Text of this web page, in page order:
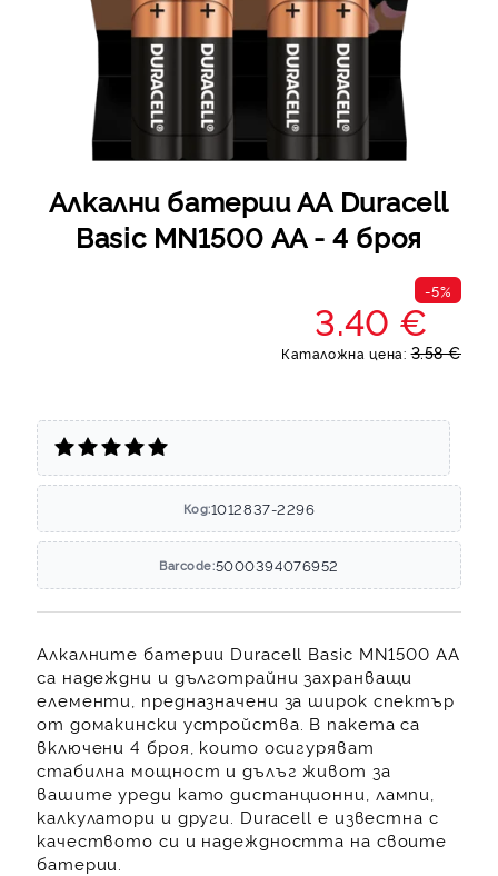
Алкални батерии АА Duracell
Basic MN1500 AA - 4 броя
-5%
3.40 €
Каталожна цена: 3.58 €
Код:1012837-2296
Barcode:5000394076952
Алкалните батерии Duracell Basic MN1500 AA
са надеждни и дълготрайни захранващи
елементи, предназначени за широк спектър
от домакински устройства. В пакета са
включени 4 броя, които осигуряват
стабилна мощност и дълъг живот за
вашите уреди като дистанционни, лампи,
калкулатори и други. Duracell е известна с
качеството си и надеждността на своите
батерии.